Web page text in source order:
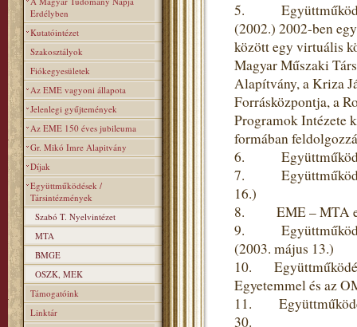
Erdélyben
Kutatóintézet
Szakosztályok
Fiókegyesületek
Az EME vagyoni állapota
Jelenlegi gyűjtemények
Az EME 150 éves jubileuma
Gr. Mikó Imre Alapitvány
Díjak
Együttműködések /
Társintézmények
Szabó T. Nyelvintézet
MTA
BMGE
OSZK, MEK
Támogatóink
Linktár
5. Együttműködés
(2002.) 2002-ben
között egy virtuális
Magyar Műszaki
Alapítvány, a Kriza
Forrásközpontja, a
Programok Intézete
formában
6. Együttműködési
7. Együttműködési
16.)
8. EME – MTA
9. Együttműködési
(2003. május 13.)
10.
Egyetemmel és az
11.
30.